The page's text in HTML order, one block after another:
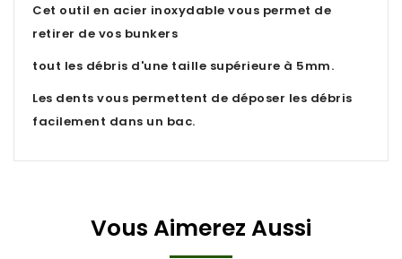
Cet outil en acier inoxydable vous permet de
retirer de vos bunkers
tout les débris d'une taille supérieure à 5mm.
Les dents vous permettent de déposer les débris
facilement dans un bac.
Vous Aimerez Aussi